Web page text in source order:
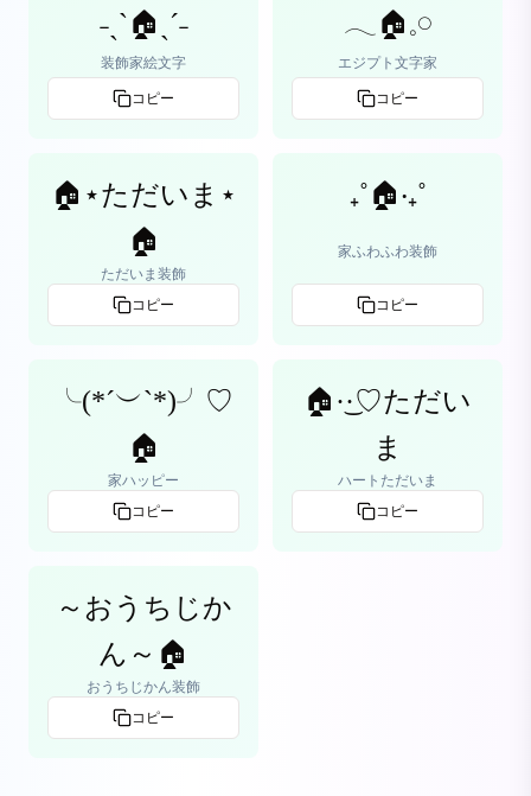
˗ˏˋ🏠ˎˊ˗
装飾家絵文字
コピー
𓂃🏠𓈒𓏸
エジプト文字家
コピー
🏠⋆ただいま⋆
🏠
ただいま装飾
コピー
₊˚🏠‧₊˚
家ふわふわ装飾
コピー
╰(*´︶`*)╯♡
🏠
家ハッピー
コピー
🏠·͜·♡ただい
ま
ハートただいま
コピー
～おうちじか
ん～🏠
おうちじかん装飾
コピー